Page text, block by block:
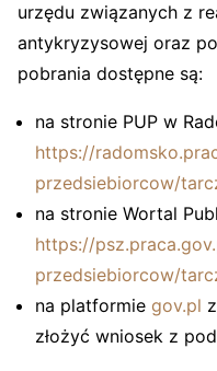
urzędu związanych z
antykryzysowej oraz
pobrania dostępne są:
na stronie PUP w
https://
przedsiebiorcow/
na stronie Wortal
https://
przedsiebiorcow/
na platformie gov.pl
złożyć wniosek z